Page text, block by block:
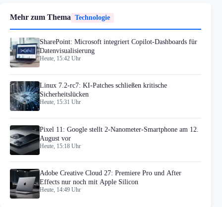
Mehr zum Thema Technologie
SharePoint: Microsoft integriert Copilot-Dashboards für
Datenvisualisierung
Heute, 15:42 Uhr
Linux 7.2-rc7: KI-Patches schließen kritische
Sicherheitslücken
Heute, 15:31 Uhr
Pixel 11: Google stellt 2-Nanometer-Smartphone am 12.
August vor
Heute, 15:18 Uhr
Adobe Creative Cloud 27: Premiere Pro und After
Effects nur noch mit Apple Silicon
Heute, 14:49 Uhr